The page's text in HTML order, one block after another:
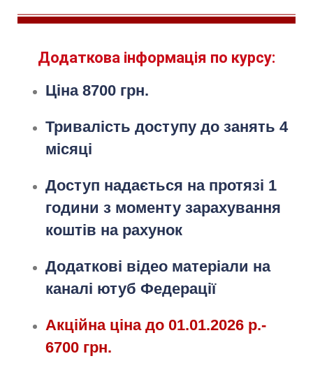
Додаткова інформація по курсу:
Ціна 8700 грн.
Тривалість доступу до занять 4
місяці
Доступ надається на протязі 1
години з моменту зарахування
коштів на рахунок
Додаткові відео матеріали на
каналі ютуб Федерації
Акційна ціна до 01.01.2026 р.-
6700 грн.